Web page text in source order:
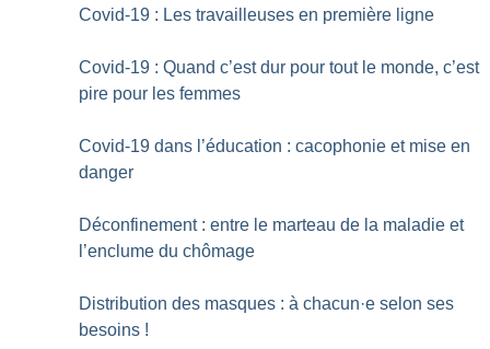
Covid-19 : Les travailleuses en première ligne
Covid-19 : Quand c’est dur pour tout le monde, c’est
pire pour les femmes
Covid-19 dans l’éducation : cacophonie et mise en
danger
Déconfinement : entre le marteau de la maladie et
l’enclume du chômage
Distribution des masques : à chacun·e selon ses
besoins !